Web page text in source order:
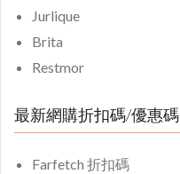
Jurlique
Brita
Restmor
最新網購折扣碼/優惠碼
Farfetch 折扣碼